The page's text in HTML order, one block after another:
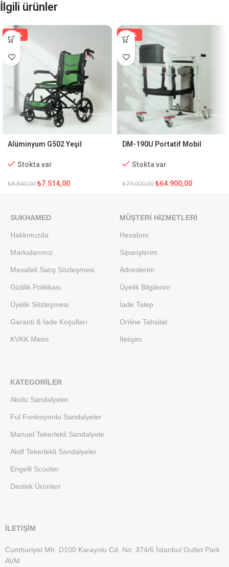
İlgili ürünler
-15%
Alüminyum G502 Yeşil
Stokta var
₺8.840,00 ₺7.514,00
-18%
DM-190U Portatif Mobil
Stokta var
₺79.000,00 ₺64.900,00
SUKHAMED
Hakkımızda
Markalarımız
Mesafeli Satış Sözleşmesi
Gizlilik Politikası
Üyelik Sözleşmesi
Garanti & İade Koşulları
KVKK Metni
MÜŞTERI HIZMETLERI
Hesabım
Siparişlerim
Adreslerim
Üyelik Bilgilerim
İade Talep
Online Tahsilat
İletişim
KATEGORILER
Akülü Sandalyeler
Ful Fonksiyonlu Sandalyeler
Manuel Tekerlekli Sandalyele
Aktif Tekerlekli Sandalyeler
Engelli Scooter
Destek Ürünleri
İLETİŞİM
Cumhuriyet Mh. D100 Karayolu Cd. No: 374/6 İstanbul Outlet Park
AVM